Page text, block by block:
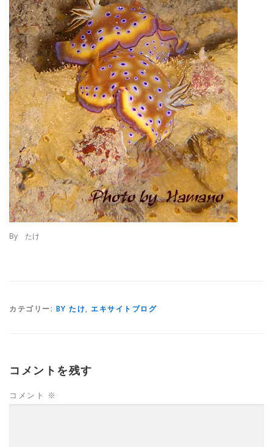
By たけ
カテゴリー: BY たけ, エキサイトブログ
コメントを残す
コメント ※